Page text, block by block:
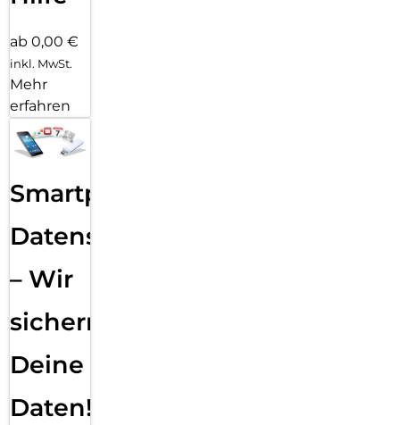
ab 0,00 €
inkl. MwSt.
Mehr
erfahren
Smartphone
Datensicherung
– Wir
sichern
Deine
Daten!